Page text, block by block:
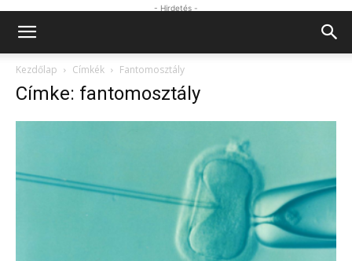
- Hirdetés -
Kezdőlap Címkék Fantomosztály
Címke: fantomosztály